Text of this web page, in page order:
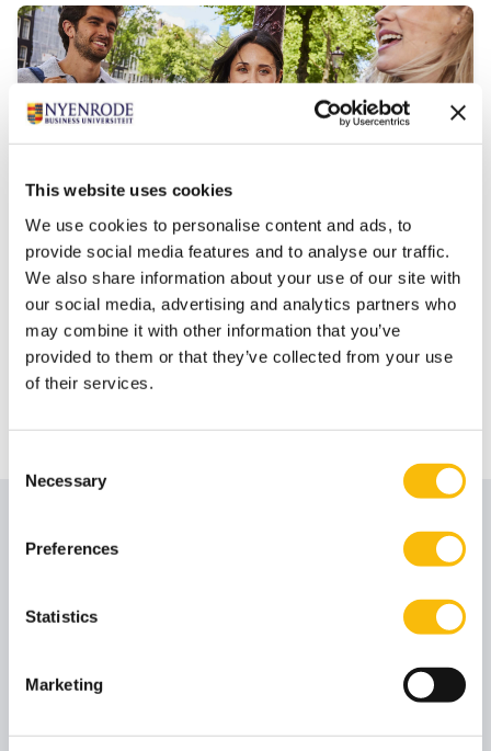
This website uses cookies
We use cookies to personalise content and ads, to
provide social media features and to analyse our traffic.
We also share information about your use of our site with
our social media, advertising and analytics partners who
may combine it with other information that you’ve
provided to them or that they’ve collected from your use
of their services.
Selection
Necessary
Preferences
Statistics
Marketing
Impact MBA Online Infosessie
OKT
Type:
Online Sessie
Ontvang meer informatie over Impact MBA en stel
jouw vragen tijdens de Q&A.